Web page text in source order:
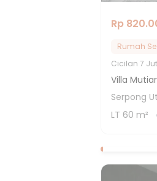
Rp
Rumah
Cicilan 7
Villa
Serpong
LT 60 m²